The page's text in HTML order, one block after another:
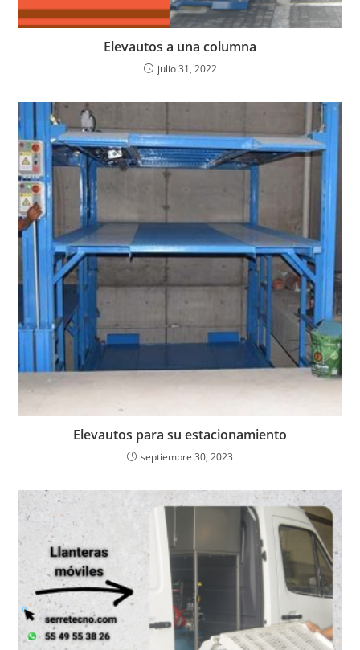
Elevautos a una columna
julio 31, 2022
Elevautos para su estacionamiento
septiembre 30, 2023